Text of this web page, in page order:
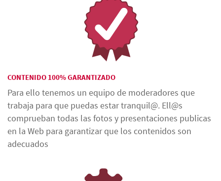
CONTENIDO 100% GARANTIZADO
Para ello tenemos un equipo de moderadores que
trabaja para que puedas estar tranquil@. Ell@s
comprueban todas las fotos y presentaciones publicas
en la Web para garantizar que los contenidos son
adecuados